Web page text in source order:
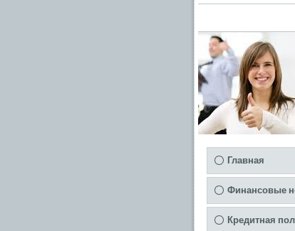
Главная
Финансовые
Кредитная